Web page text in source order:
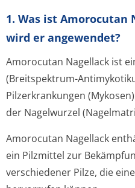
1. Was ist Amorocutan
wird er angewendet?
Amorocutan Nagellack ist
(Breitspektrum-
Pilzerkrankungen
der Nagelwurzel
Amorocutan Nagellack
ein Pilzmittel zur
verschiedener Pilze, die